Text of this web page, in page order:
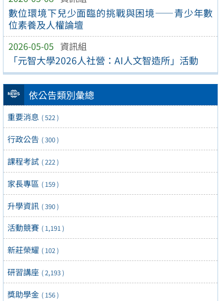
數位環境下兒少面臨的挑戰與困境——青少年數
位素養及人權論壇
2026-05-05 資訊組
「元智大學2026人社營：AI人文智造所」活動
依公告類別彙總
重要消息 ( 522 )
行政公告 ( 300 )
課程考試 ( 222 )
家長專區 ( 159 )
升學資訊 ( 390 )
活動競賽 ( 1,191 )
新莊榮耀 ( 102 )
研習講座 ( 2,193 )
獎助學金 ( 156 )